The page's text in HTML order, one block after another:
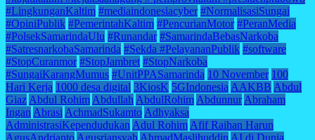
#LingkunganKaltim #mediaindonesiacyber #NormalisasiSungai
#OpiniPublik #PemerintahKaltim #PencurianMotor #PeranMedia
#PolsekSamarindaUlu #Runandar #SamarindaBebasNarkoba
#SatresnarkobaSamarinda #Sekda #PelayananPublik #software
#StopCuranmor #StopJambret #StopNarkoba
#SungaiKarangMumus #UnitPPASamarinda 10 November 100
Hari Kerja 1000 desa digital 3KiosK 5GIndonesia AAKBB Abdul
Giaz Abdul Rohim Abdullah AbdulRohim Abdunnur Abraham
Ingan Abrasi AchmadSukamto Adhyaksa
AdministrasiKependudukan Adul Rohim Afif Raihan Harun
AgusAndrianto Agusriansyah AhmadMaslihuddin AI di Dunia